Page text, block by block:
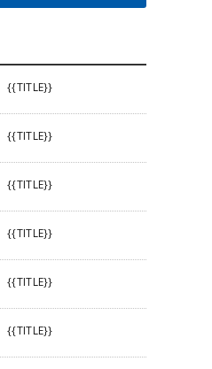
{{TITLE}}
{{TITLE}}
{{TITLE}}
{{TITLE}}
{{TITLE}}
{{TITLE}}